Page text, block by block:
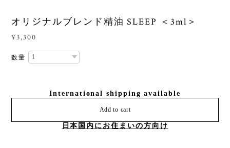
オリジナルブレンド精油 SLEEP ＜3ml＞
¥3,300
数量
International shipping available
Add to cart
日本国内にお住まいの方向け